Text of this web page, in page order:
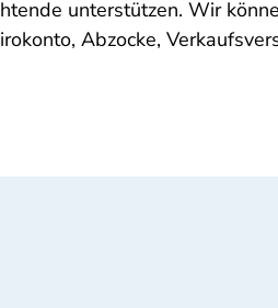
unterstützen. Wir
Abzocke,